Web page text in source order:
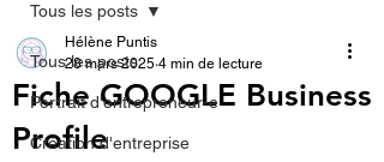
Tous les posts
Portrait d'entrepreneur-e
Création d'entreprise
Tous les posts
Fiche GOOGLE Business
Profile
Hélène Puntis
28 mars 2025 4 min de lecture